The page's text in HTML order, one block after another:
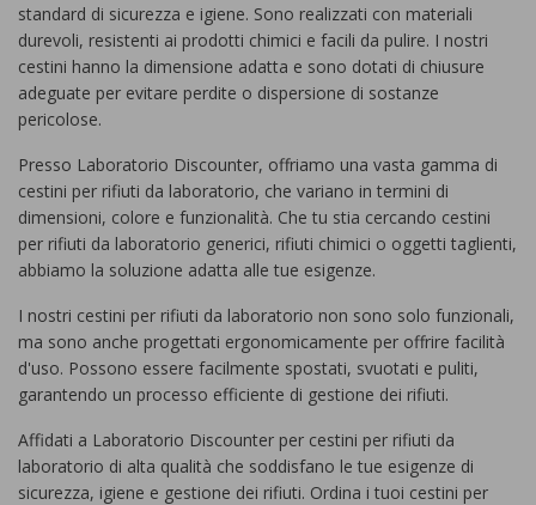
standard di sicurezza e igiene. Sono realizzati con materiali
durevoli, resistenti ai prodotti chimici e facili da pulire. I nostri
cestini hanno la dimensione adatta e sono dotati di chiusure
adeguate per evitare perdite o dispersione di sostanze
pericolose.
Presso Laboratorio Discounter, offriamo una vasta gamma di
cestini per rifiuti da laboratorio, che variano in termini di
dimensioni, colore e funzionalità. Che tu stia cercando cestini
per rifiuti da laboratorio generici, rifiuti chimici o oggetti taglienti,
abbiamo la soluzione adatta alle tue esigenze.
I nostri cestini per rifiuti da laboratorio non sono solo funzionali,
ma sono anche progettati ergonomicamente per offrire facilità
d'uso. Possono essere facilmente spostati, svuotati e puliti,
garantendo un processo efficiente di gestione dei rifiuti.
Affidati a Laboratorio Discounter per cestini per rifiuti da
laboratorio di alta qualità che soddisfano le tue esigenze di
sicurezza, igiene e gestione dei rifiuti. Ordina i tuoi cestini per